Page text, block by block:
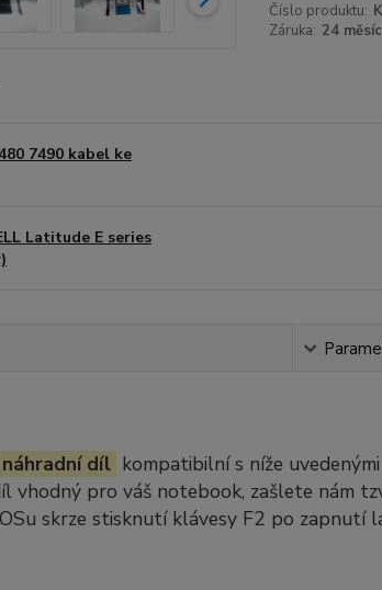
Číslo produktu:
Záruka: 24
7490 kabel ke
Latitude E series
díl kompatibilní s níže
vhodný pro váš notebook, zašlete nám
skrze stisknutí klávesy F2 po zapnutí